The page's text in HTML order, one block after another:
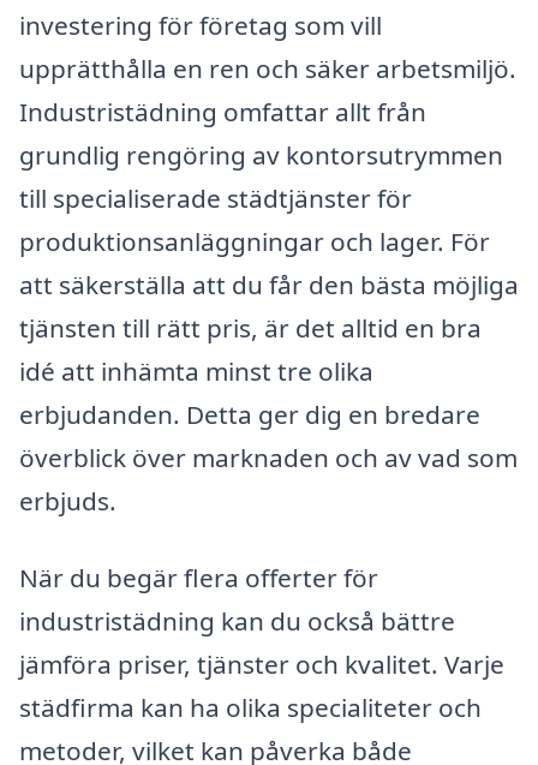
investering för företag som vill
upprätthålla en ren och säker arbetsmiljö.
Industristädning omfattar allt från
grundlig rengöring av kontorsutrymmen
till specialiserade städtjänster för
produktionsanläggningar och lager. För
att säkerställa att du får den bästa möjliga
tjänsten till rätt pris, är det alltid en bra
idé att inhämta minst tre olika
erbjudanden. Detta ger dig en bredare
överblick över marknaden och av vad som
erbjuds.
När du begär flera offerter för
industristädning kan du också bättre
jämföra priser, tjänster och kvalitet. Varje
städfirma kan ha olika specialiteter och
metoder, vilket kan påverka både